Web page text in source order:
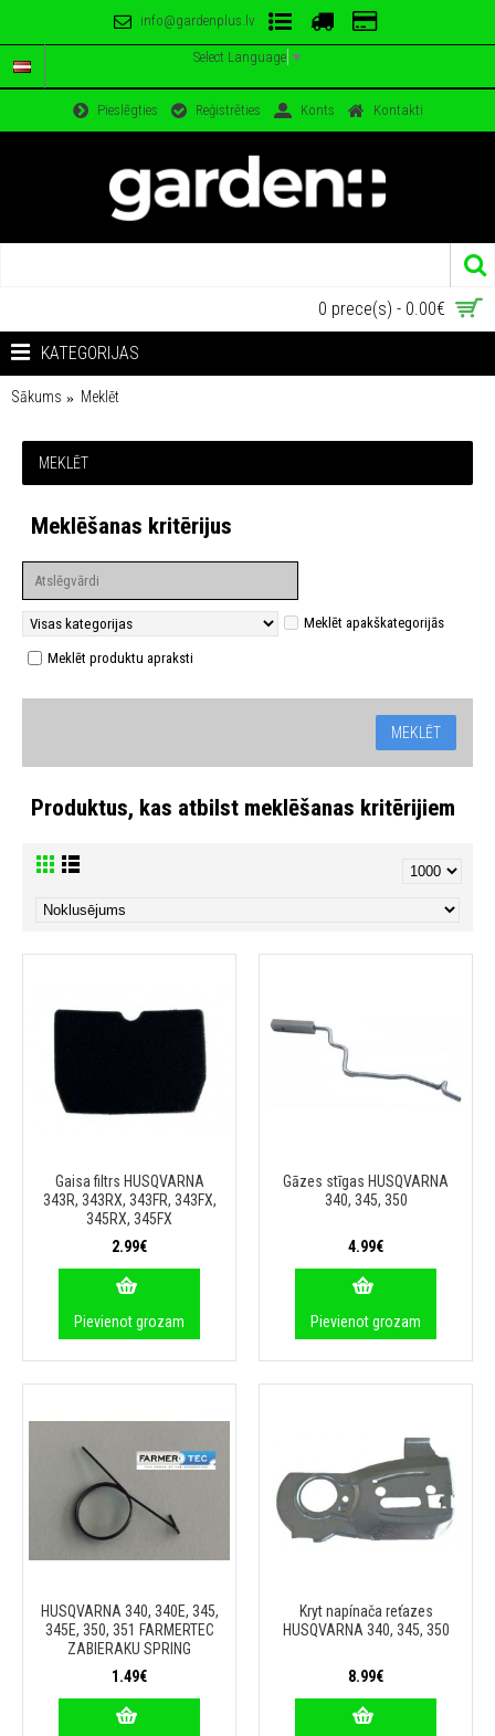
info@gardenplus.lv
Select Language ▼
Pieslēgties Reģistrēties Konts Kontakti
0 prece(s) - 0.00€
KATEGORIJAS
Sākums Meklēt
MEKLĒT
Meklēšanas kritērijus
Meklēt apakškategorijās
Meklēt produktu apraksti
Produktus, kas atbilst meklēšanas kritērijiem
Gaisa filtrs HUSQVARNA
343R, 343RX, 343FR, 343FX,
345RX, 345FX
2.99€
Pievienot grozam
Gāzes stīgas HUSQVARNA
340, 345, 350
4.99€
Pievienot grozam
HUSQVARNA 340, 340E, 345,
345E, 350, 351 FARMERTEC
ZABIERAKU SPRING
1.49€
Kryt napínača reťazes
HUSQVARNA 340, 345, 350
8.99€